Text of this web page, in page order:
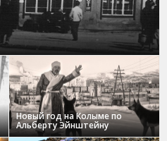
Новый год на Колыме по
Альберту Эйнштейну